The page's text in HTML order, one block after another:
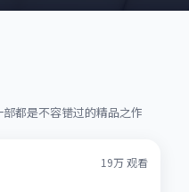
都是不容错过的精品之作
★7.2
19万观看